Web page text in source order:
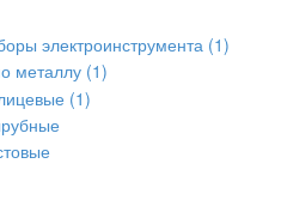
электроинструмента (1)
металлу (1)
(1)